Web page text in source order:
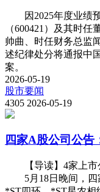
因2025年度业绩预
（600421）及其时
帅曲、时任财务总监
述纪律处分将通报中
案。
2026-05-19
股市要闻
4305 2026-05-19
四家A股公司公告
【导读】4家上市
5月18日晚间，四